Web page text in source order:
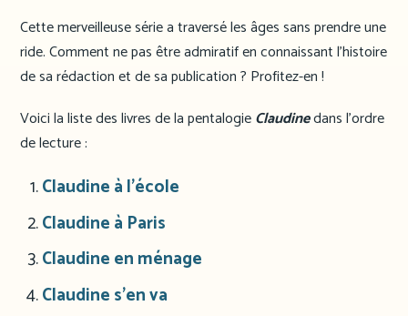
Cette merveilleuse série a traversé les âges sans prendre une
ride. Comment ne pas être admiratif en connaissant l’histoire
de sa rédaction et de sa publication ? Profitez-en !
Voici la liste des livres de la pentalogieClaudinedans l’ordre
de lecture :
Claudine à l’école
Claudine à Paris
Claudine en ménage
Claudine s’en va